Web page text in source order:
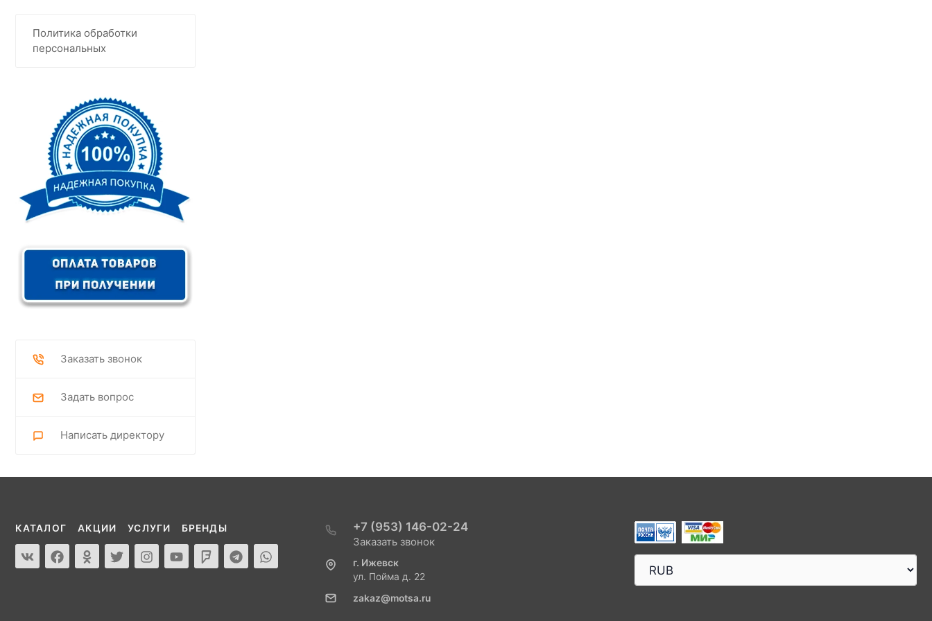
Политика обработки
персональных
Заказать звонок
Задать вопрос
Написать директору
КАТАЛОГ АКЦИИ УСЛУГИ БРЕНДЫ +7 (953) 146-02-24
Заказать звонок
г. Ижевск
ул. Пойма д. 22
zakaz@motsa.ru